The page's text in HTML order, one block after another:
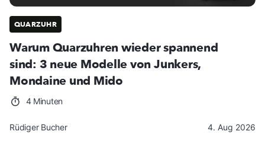
QUARZUHR
Warum Quarzuhren wieder spannend
sind: 3 neue Modelle von Junkers,
Mondaine und Mido
4 Minuten
Rüdiger Bucher 4. Aug 2026